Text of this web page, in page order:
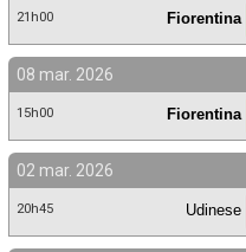
21h00 Fiorentina
08 mar. 2026
15h00 Fiorentina
02 mar. 2026
20h45 Udinese